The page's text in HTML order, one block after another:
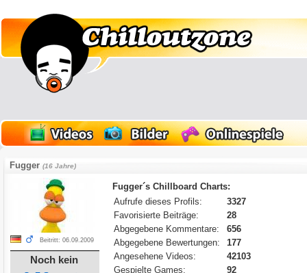
Fugger(16 Jahre)
Beitritt: 06.09.2009
Noch kein
Fugger´s Chillboard Charts:
Aufrufe dieses Profils:
3327
Favorisierte Beiträge:
28
Abgegebene Kommentare:
656
Abgegebene Bewertungen:
177
Angesehene Videos:
42103
Gespielte Games:
92